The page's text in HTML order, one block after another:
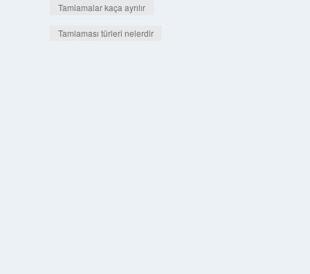
Tamlamalar kaça ayrılır
Tamlaması türleri nelerdir